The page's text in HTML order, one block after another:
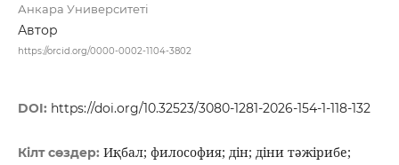
Анкара Университеті
Автор
https://orcid.org/0000-0002-1104-3802
DOI: https://doi.org/10.32523/3080-1281-2026-154-1-118-132
Кілт сөздер: Иқбал; философия; дін; діни тәжірибе;